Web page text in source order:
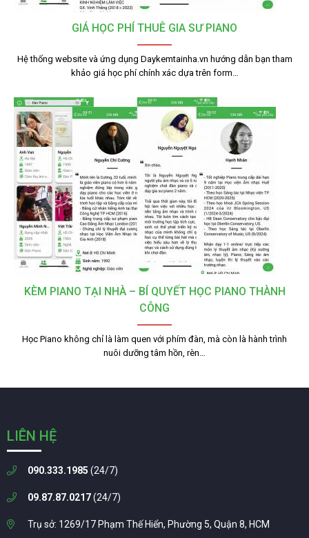
GIÁ HỌC PHÍ THUÊ GIA SƯ PIANO
Hệ thống website và ứng dụng Daykemtainha.vn hướng dẫn bạn tham
khảo giá học phí chính xác dựa trên form…
KÈM PIANO TẠI NHÀ – BÍ QUYẾT HỌC PIANO THÀNH
CÔNG
Học Piano không chỉ là làm quen với phím đàn, mà còn là hành trình
nuôi dưỡng tâm hồn, rèn…
LIÊN HỆ
090.333.1985 (24/7)
09.87.87.0217(24/7)
Trụ sở: 1269/17 Phạm Thế Hiển, Phường 5, Quận 8, HCM